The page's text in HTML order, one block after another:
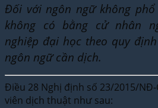
Đối với ngôn ngữ không
không có bằng cử nhân
nghiệp đại học theo quy
ngôn ngữ cần dịch.
Điều 28 Nghị định số 23/2015/
viên dịch thuật như sau: